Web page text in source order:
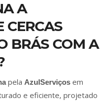
A
CERCAS
BRÁS COM A
pela AzulServiços em
e eficiente, projetado